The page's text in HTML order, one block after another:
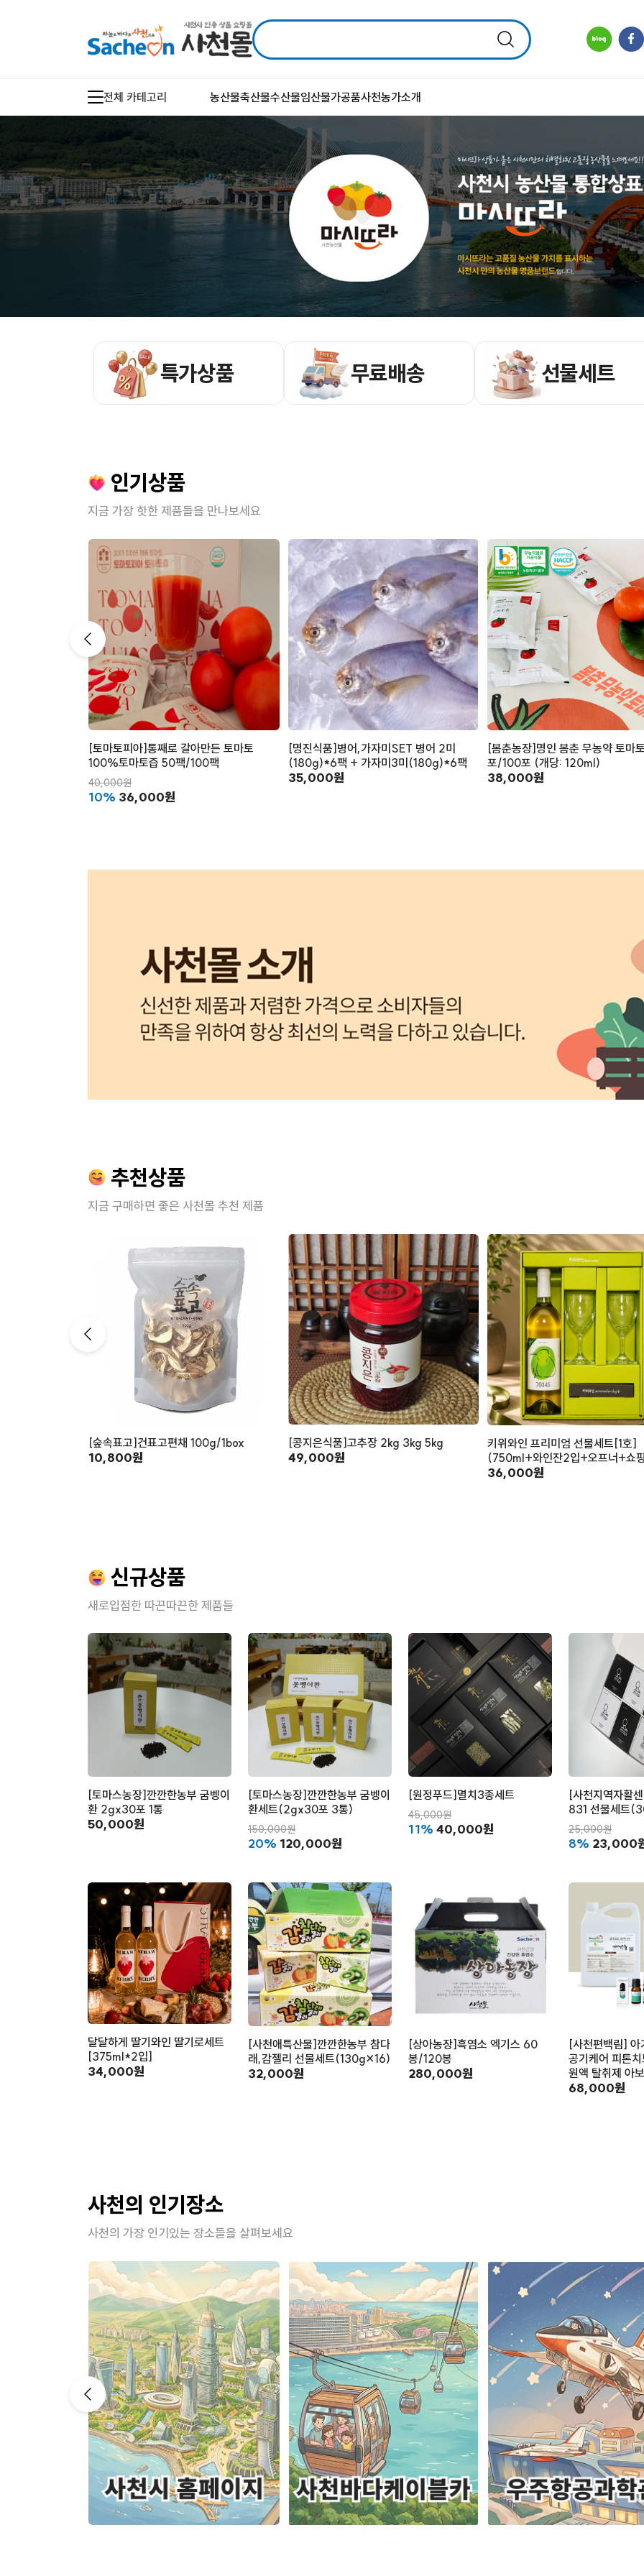
전체 카테고리 농산물축산물수산물임산물가공품사천농가소개
특가상품 무료배송 선물세트
인기상품
지금 가장 핫한 제품들을 만나보세요
[토마토피아]통째로 갈아만든 토마토
100%토마토즙 50팩/100팩
40,000원
10% 36,000원
[명진식품]병어,가자미SET 병어 2미
(180g)*6팩 + 가자미3미(180g)*6팩
35,000원
[봄춘농장]명인 봄춘 무농약 토마
포/100포 (개당: 120ml)
38,000원
추천상품
지금 구매하면 좋은 사천몰 추천 제품
[숲속표고]건표고편채 100g/1box
10,800원
[콩지은식품]고추장 2kg 3kg 5kg
49,000원
키위와인 프리미엄 선물세트[1호]
(750ml+와인잔2입+오프너+쇼
36,000원
신규상품
새로입점한 따끈따끈한 제품들
[토마스농장]깐깐한농부 굼벵이
환 2gx30포 1통
50,000원
[토마스농장]깐깐한농부 굼벵이
환세트(2gx30포 3통)
150,000원
20% 120,000원
[원정푸드]멸치3종세트
45,000원
11% 40,000원
[사천지역자활
831 선물세트
25,000원
8% 23,000
달달하게 딸기와인 딸기로세트
[375ml*2입]
34,000원
[사천애특산물]깐깐한농부 참다
래,감젤리 선물세트(130g×16)
32,000원
[상아농장]흑염소 엑기스 60
봉/120봉
280,000원
[사천편백림] 아
공기케어 피톤
원액 탈취제 아
68,000원
사천의 인기장소
사천의 가장 인기있는 장소들을 살펴보세요